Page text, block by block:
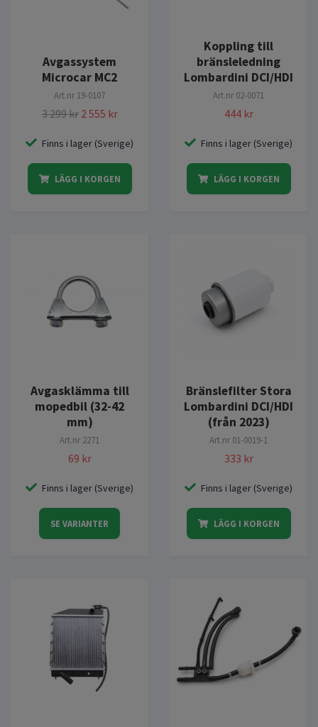
Avgassystem
Microcar MC2
Art.nr 19-0107
3 299 kr 2 555 kr
Finns i lager (Sverige)
LÄGG I KORGEN
Koppling till
bränsleledning
Lombardini DCI/HDI
Art.nr 02-0071
444 kr
Finns i lager (Sverige)
LÄGG I KORGEN
Avgasklämma till
mopedbil (32-42
mm)
Art.nr 2271
69 kr
Finns i lager (Sverige)
SE VARIANTER
Bränslefilter Stora
Lombardini DCI/HDI
(från 2023)
Art.nr 01-0019-1
333 kr
Finns i lager (Sverige)
LÄGG I KORGEN